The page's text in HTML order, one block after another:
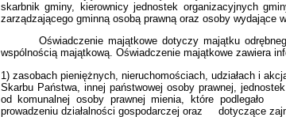
skarbnik gminy, kierownicy jednostek organizacyjnych
zarządzającego gminną osobą prawną oraz osoby wydające
Oświadczenie majątkowe dotyczy majątku
wspólnością majątkową. Oświadczenie majątkowe zawiera
1) zasobach pieniężnych, nieruchomościach, udziałach i
Skarbu Państwa, innej państwowej osoby prawnej,
od komunalnej osoby prawnej mienia, które
prowadzeniu działalności gospodarczej oraz dotyczące